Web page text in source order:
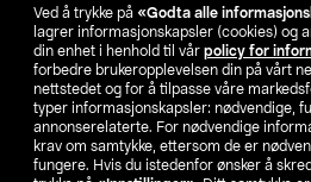
Ved å trykke på «Godta alle
lagrer informasjonskapsler (cookies) og
din enhet i henhold til vår policy for
forbedre brukeropplevelsen din på vårt
nettstedet og for å tilpasse våre
typer informasjonskapsler: nødvendige,
annonserelaterte. For nødvendige
krav om samtykke, ettersom de er
fungere. Hvis du istedenfor ønsker å
Finn din
SE NO